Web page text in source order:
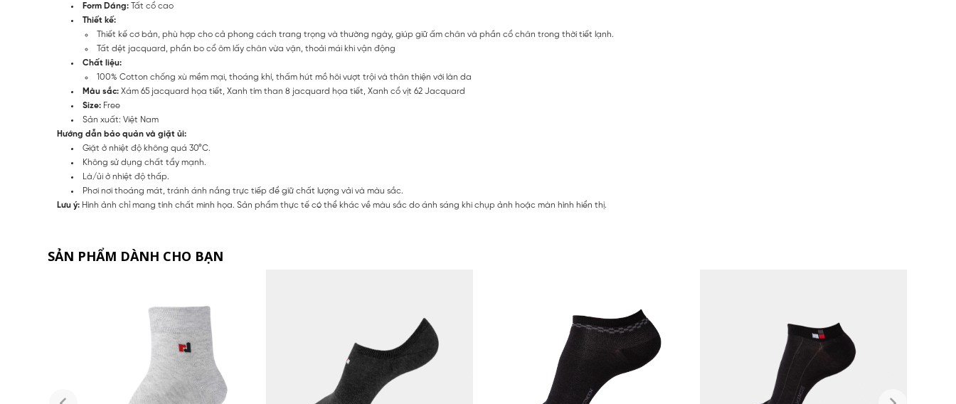
Form Dáng: Tất cổ cao
Thiết kế:
Thiết kế cơ bản, phù hợp cho cả phong cách trang trọng và thường ngày, giúp giữ ấm chân và phần cổ chân trong thời tiết lạnh.
Tất dệt jacquard, phần bo cổ ôm lấy chân vừa vặn, thoải mái khi vận động
Chất liệu:
100% Cotton chống xù mềm mại, thoáng khí, thấm hút mồ hôi vượt trội và thân thiện với làn da
Màu sắc: Xám 65 jacquard họa tiết, Xanh tím than 8 jacquard họa tiết, Xanh cổ vịt 62 Jacquard
Size: Free
Sản xuất: Việt Nam
Hướng dẫn bảo quản và giặt ủi:
Giặt ở nhiệt độ không quá 30°C.
Không sử dụng chất tẩy mạnh.
Là/ủi ở nhiệt độ thấp.
Phơi nơi thoáng mát, tránh ánh nắng trực tiếp để giữ chất lượng vải và màu sắc.
Lưu ý: Hình ảnh chỉ mang tính chất minh họa. Sản phẩm thực tế có thể khác về màu sắc do ánh sáng khi chụp ảnh hoặc màn hình hiển thị.
SẢN PHẨM DÀNH CHO BẠN